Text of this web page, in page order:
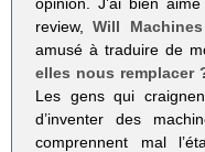
review,Will
amusé à traduire de
elles nous remplacer
Les gens qui
d’inventer des
comprennent mal